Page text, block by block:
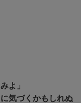
よ」
気づくかもしれぬ